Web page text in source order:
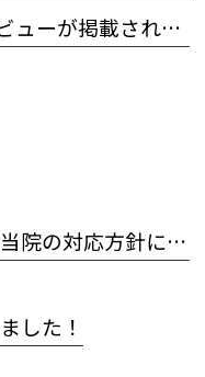
「GLOCAL」に院長のインタビューが掲載されました
新型コロナウイルスに対する当院の対応方針について
した！